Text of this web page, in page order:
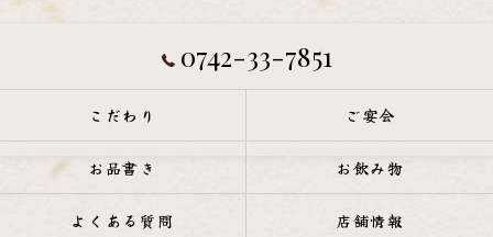
0742-33-7851
こだわり ご宴会
お品書き お飲み物
よくある質問 店舗情報